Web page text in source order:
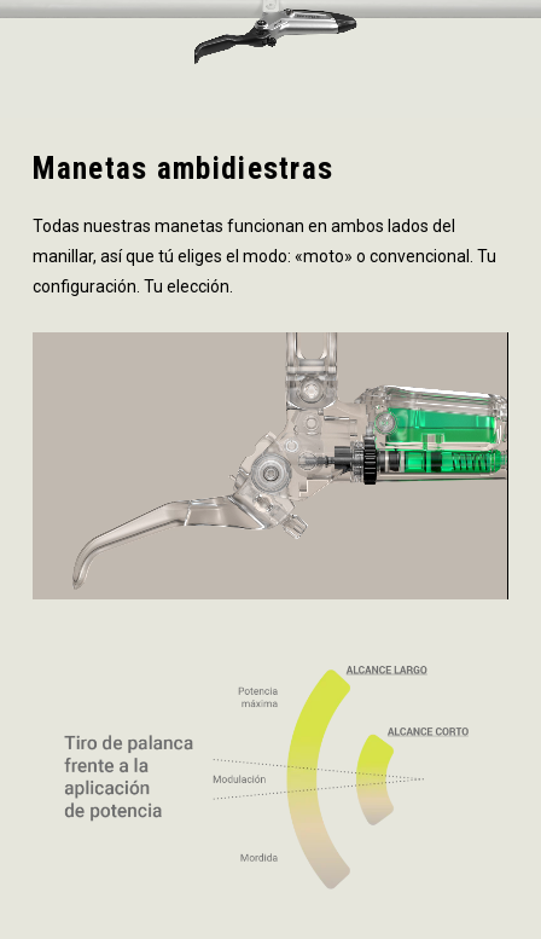
Manetas ambidiestras
Todas nuestras manetas funcionan en ambos lados del
manillar, así que tú eliges el modo: «moto» o convencional. Tu
configuración. Tu elección.